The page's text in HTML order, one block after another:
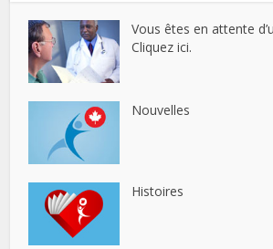
Vous êtes en attente
Cliquez ici.
Nouvelles
Histoires